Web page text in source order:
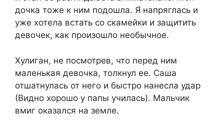
дочка тоже к ним подошла. Я напряглась и
уже хотела встать со скамейки и защитить
девочек, как произошло необычное.
Хулиган, не посмотрев, что перед ним
маленькая девочка, толкнул ее. Саша
отшатнулась от него и быстро нанесла удар
(Видно хорошо у папы училась). Мальчик
вмиг оказался на земле.